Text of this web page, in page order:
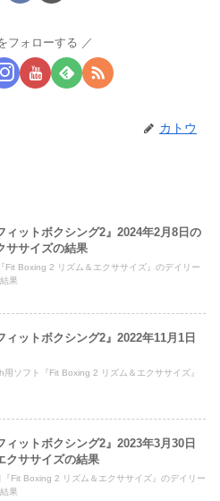
フォローする
カトウ
ィットボクシング2』2024年2月8日の
ササイズの結果
Fit Boxing 2 リズム＆エクササイズ』のデイリー
果
ィットボクシング2』2022年11月1日
ソフト『Fit Boxing 2 リズム＆エクササイズ』
ィットボクシング2』2023年3月30日
クササイズの結果
Fit Boxing 2 リズム＆エクササイズ』のデイリー
果